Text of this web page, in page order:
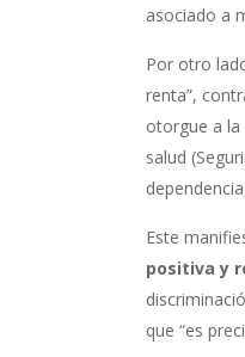
asociado a
Por otro
renta”,
otorgue a la
salud
Este
positiva y
que “es